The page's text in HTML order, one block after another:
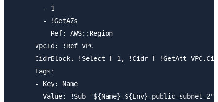
        - 1
        - !GetAZs
          Ref: AWS::Region
      VpcId: !Ref VPC
CidrBlock: !Select [ 1, !Cidr [ !GetAtt
      Tags:
      - Key: Name